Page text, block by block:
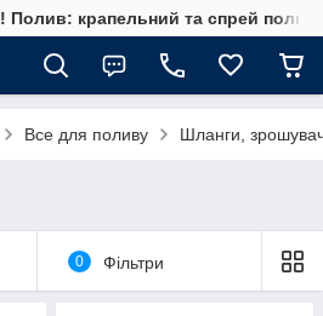
крапельний та спрей полив,
Все для поливу Шланги,
0 Фільтри